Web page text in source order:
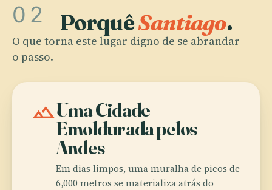
02 PorquêSantiago.
O que torna este lugar digno de se abrandar
o passo.
landscapeUma Cidade
Emoldurada pelos
Andes
Em dias limpos, uma muralha de picos de
6,000 metros se materializa atrás do